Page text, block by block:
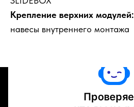
Крепление верхних модулей:
навесы внутреннего монтажа